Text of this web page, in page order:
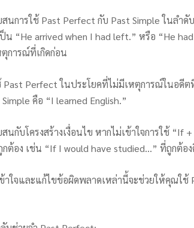
นการใช้ Past Perfect กับ Past Simple ในลำ
น “He arrived when I had left.” หรือ “He
การณ์ที่เกิดก่อน
Past Perfect ในประโยคที่ไม่มีเหตุการณ์ในอดีต
คือ “I learned English.”
นกับโครงสร้างเงื่อนไข หากไม่เข้าใจการใช้
ต้อง เช่น “If I would have studied…” ที่ถูกต้อ
าใจและแก้ไขข้อผิดพลาดเหล่านี้จะช่วยให้คุณใ